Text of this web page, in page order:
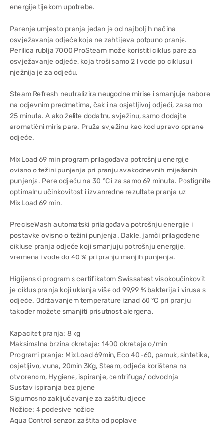
energije tijekom upotrebe.
Parenje umjesto pranja jedan je od najboljih načina
osvježavanja odjeće koja ne zahtijeva potpuno pranje.
Perilica rublja 7000 ProSteam može koristiti ciklus pare za
osvježavanje odjeće, koja troši samo 2 l vode po ciklusu i
nježnija je za odjeću.
Steam Refresh neutralizira neugodne mirise i smanjuje nabore
na odjevnim predmetima, čak i na osjetljivoj odjeći, za samo
25 minuta. A ako želite dodatnu svježinu, samo dodajte
aromatični miris pare. Pruža svježinu kao kod upravo oprane
odjeće.
MixLoad 69 min program prilagođava potrošnju energije
ovisno o težini punjenja pri pranju svakodnevnih miješanih
punjenja. Pere odjeću na 30 °C i za samo 69 minuta. Postignite
optimalnu učinkovitost i izvanredne rezultate pranja uz
MixLoad 69 min.
PreciseWash automatski prilagođava potrošnju energije i
postavke ovisno o težini punjenja. Dakle, jamči prilagođene
cikluse pranja odjeće koji smanjuju potrošnju energije,
vremena i vode do 40 % pri pranju manjih punjenja.
Higijenski program s certifikatom Swissatest visokoučinkovit
je ciklus pranja koji uklanja više od 99,99 % bakterija i virusa s
odjeće. Održavanjem temperature iznad 60 °C pri pranju
također možete smanjiti prisutnost alergena.
Kapacitet pranja: 8 kg
Maksimalna brzina okretaja: 1400 okretaja o/min
Programi pranja: MixLoad 69min, Eco 40-60, pamuk, sintetika,
osjetljivo, vuna, 20min 3Kg, Steam, odjeća korištena na
otvorenom, Hygiene, ispiranje, centrifuga/ odvodnja
Sustav ispiranja bez pjene
Sigurnosno zaključavanje za zaštitu djece
Nožice: 4 podesive nožice
Aqua Control senzor, zaštita od poplave